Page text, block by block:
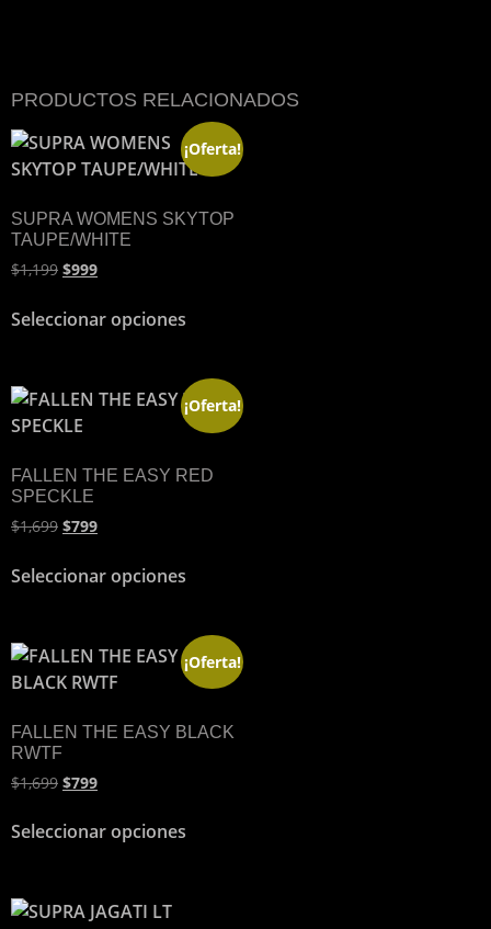
PRODUCTOS RELACIONADOS
¡Oferta!
SUPRA WOMENS SKYTOP
TAUPE/WHITE
$1,199 $999
Seleccionar opciones
¡Oferta!
FALLEN THE EASY RED
SPECKLE
$1,699 $799
Seleccionar opciones
¡Oferta!
FALLEN THE EASY BLACK
RWTF
$1,699 $799
Seleccionar opciones